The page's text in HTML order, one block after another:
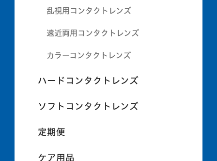
乱視用コンタクトレンズ
遠近両用コンタクトレンズ
カラーコンタクトレンズ
ハードコンタクトレンズ
ソフトコンタクトレンズ
定期便
ケア用品